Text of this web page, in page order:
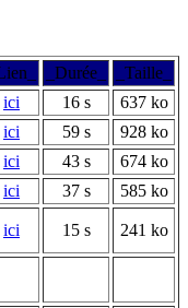
_Durée_
_Taille_
ici 16 s
637 ko
ici 59 s
928 ko
ici 43 s
674 ko
ici 37 s
585 ko
ici 15 s 241 ko